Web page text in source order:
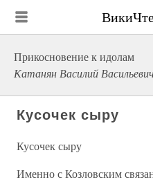
Прикосновение к идолам
Катанян Василий Васильевич
Кусочек сыру
Кусочек сыру
Именно с Козловским